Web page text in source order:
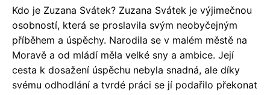
Kdo je Zuzana Svátek? Zuzana Svátek je výjimečnou
osobností, která se proslavila svým neobyčejným
příběhem a úspěchy. Narodila se v malém městě na
Moravě a od mládí měla velké sny a ambice. Její
cesta k dosažení úspěchu nebyla snadná, ale díky
svému odhodlání a tvrdé práci se jí podařilo překonat